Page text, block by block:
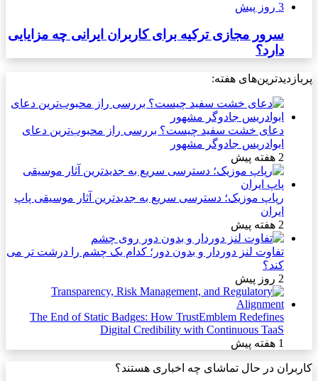
3 روز پیش
سرور مجازی ترکیه برای کاربران ایرانی چه مزایایی
دارد؟
پربازدیدترین‌های هفته:
دعای خشت سفید چیست؟ بررسی راز محبوب‌ترین دعای
ابوادریس جادوگر مشهور
2 هفته پیش
رپاپ موزیک؛ دسترسی سریع به جدیدترین آثار موسیقی پاپ
ایران
2 هفته پیش
تفاوت لنز دوردار و بدون دور؛ کدام یک چشم را درشت تر می
کند؟
2 روز پیش
The End of Static Badges: How TrustEmblem Redefines
Digital Credibility with Continuous TaaS
1 هفته پیش
کاربران در حال تماشای چه اخباری هستند؟